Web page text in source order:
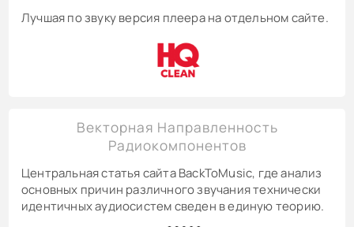
Лучшая по звуку версия плеера на отдельном сайте.
Векторная Направленность
Радиокомпонентов
Центральная статья сайта BackToMusic, где анализ
основных причин различного звучания технически
идентичных аудиосистем сведен в единую теорию.